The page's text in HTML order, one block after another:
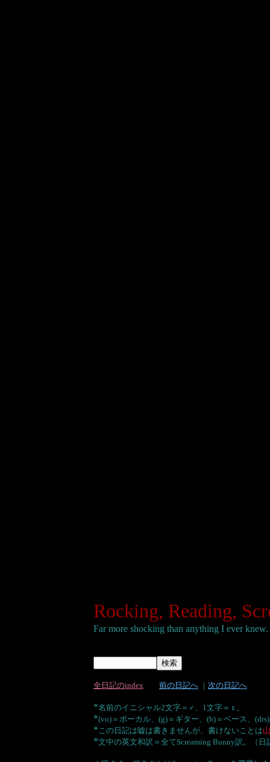
Rocking, Reading,
Far more shocking than anything I ever
全日記のindex 前の日記へ ｜ 次の日記へ
*名前のイニシャル2文字＝♂、1文字＝♀。
*(vo)＝ボーカル、(g)＝ギター、(b)＝ベース、
*この日記は嘘は書きませんが、書けないことは
*文中の英文和訳＝全てScreaming Bunny訳。（